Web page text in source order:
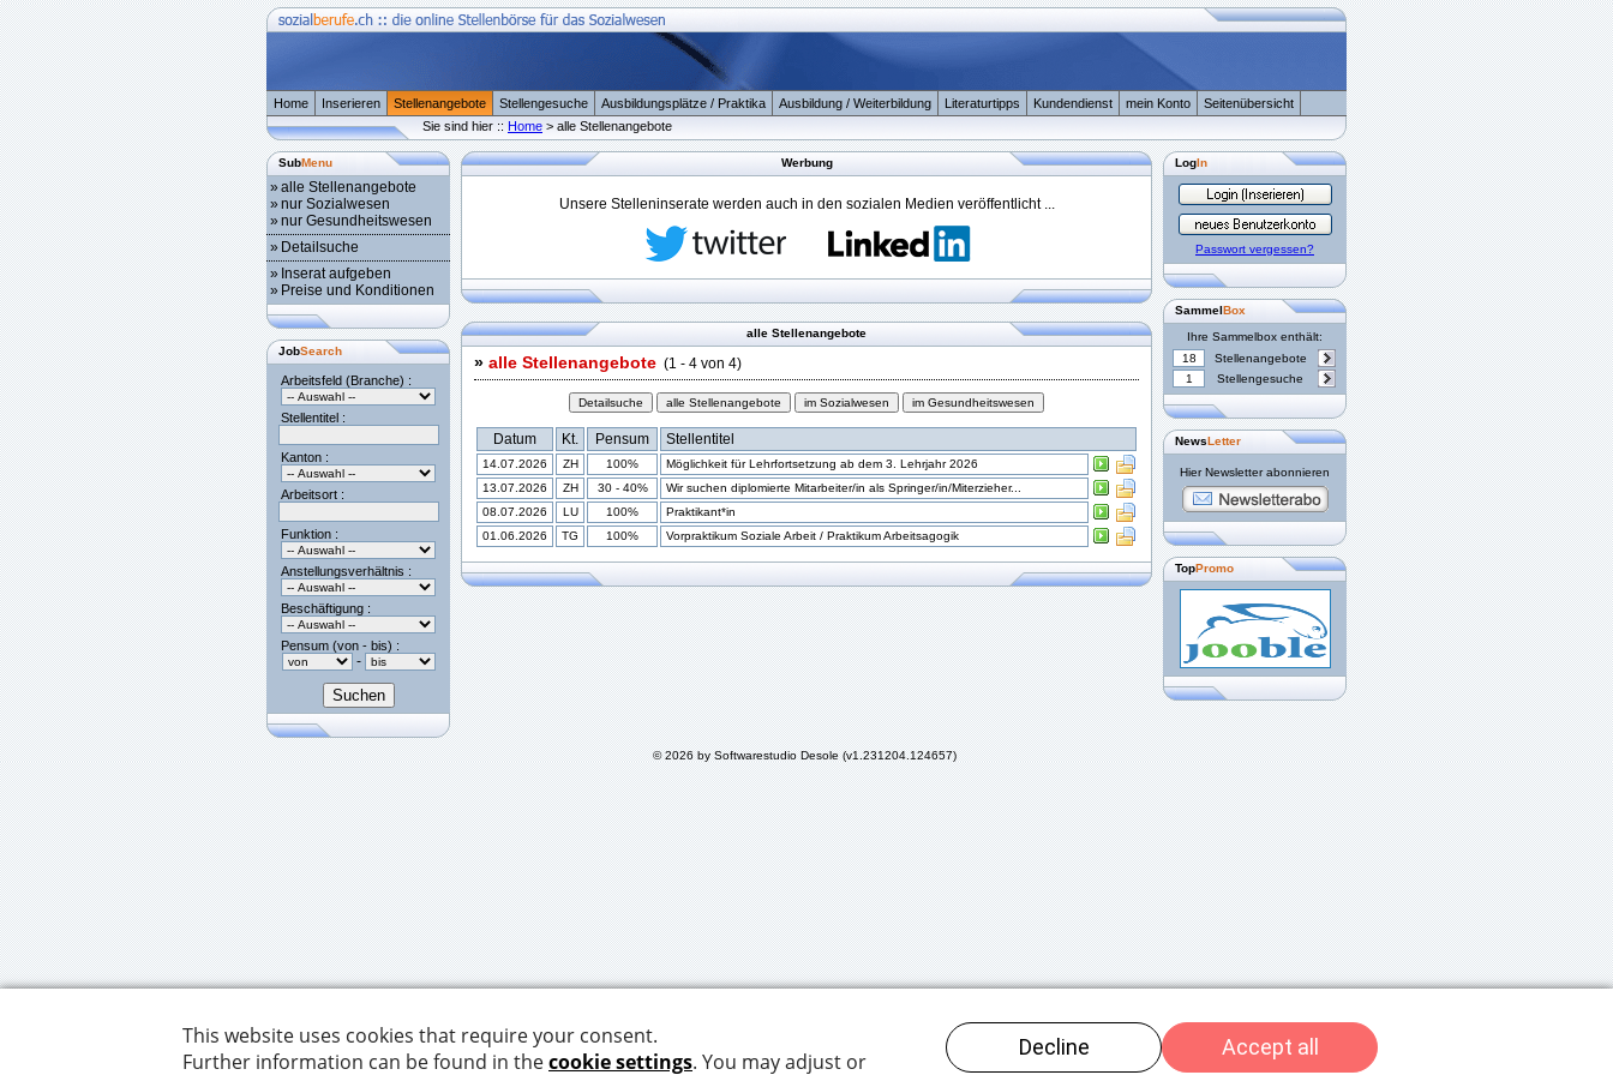
Home Inserieren Stellenangebote Stellengesuche Ausbildungsplätze / Praktika Ausbildung / Weiterbildung Literaturtipps Kundendienst mein Konto
Seitenübersicht
Sie sind hier :: Home > alle Stellenangebote
SubMenu
»alle Stellenangebote
»nur Sozialwesen
»nur Gesundheitswesen
» Detailsuche
» Inserat aufgeben
» Preise und Konditionen
JobSearch
Arbeitsfeld (Branche) :
Stellentitel :
Kanton :
Arbeitsort :
Funktion :
Anstellungsverhältnis :
Beschäftigung :
Pensum (von - bis) :
-
Werbung
Unsere Stelleninserate werden auch in den sozialen Medien veröffentlicht ...
alle Stellenangebote
» alle Stellenangebote (1 - 4 von 4)
Datum Kt. Pensum Stellentitel
14.07.2026 ZH 100%
Möglichkeit für Lehrfortsetzung ab dem 3. Lehrjahr 2026
13.07.2026
ZH 30 - 40%
Wir suchen diplomierte Mitarbeiter/in als Springer/in/Miterzieher...
08.07.2026
LU 100%
Praktikant*in
01.06.2026
TG 100% Vorpraktikum Soziale Arbeit / Praktikum Arbeitsagogik
LogIn
Passwort vergessen?
SammelBox
Ihre Sammelbox enthält:
18
Stellenangebote
1
Stellengesuche
NewsLetter
Hier Newsletter abonnieren
TopPromo
© 2026 by Softwarestudio Desole (v1.231204.124657)